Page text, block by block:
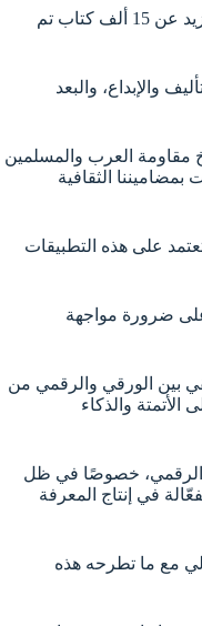
في السياق نفسه، أشار منشّط الجلسة محمد بوقاسم إلى أنّ الذكاء الاصطناعي وتطبيقاته باتت تفرض ما يسمى بـ “التأليف التوليدي”، موضّحًا أنّ إحصائيات سنة 2024 تشير إلى أنّ ما يزيد عن 15 ألف كتاب تم
والإبداع، والبعد
مقاومة العرب والمسلمين
الثقافية
على هذه التطبيقات
ضرورة مواجهة
بين الورقي والرقمي من
14 ألف عامل نتيجة الاعتماد المتزايد على الأتمتة والذكاء
الرقمي، خصوصًا في ظل
في إنتاج المعرفة
مع ما تطرحه هذه